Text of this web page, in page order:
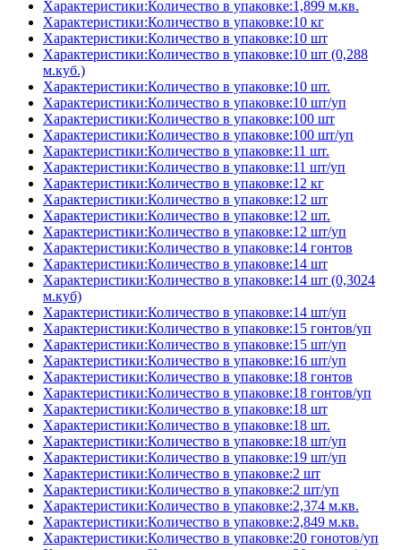
Характеристики:Количество в упаковке:1,899 м.кв.
Характеристики:Количество в упаковке:10 кг
Характеристики:Количество в упаковке:10 шт
Характеристики:Количество в упаковке:10 шт (0,288
м.куб.)
Характеристики:Количество в упаковке:10 шт.
Характеристики:Количество в упаковке:10 шт/уп
Характеристики:Количество в упаковке:100 шт
Характеристики:Количество в упаковке:100 шт/уп
Характеристики:Количество в упаковке:11 шт.
Характеристики:Количество в упаковке:11 шт/уп
Характеристики:Количество в упаковке:12 кг
Характеристики:Количество в упаковке:12 шт
Характеристики:Количество в упаковке:12 шт.
Характеристики:Количество в упаковке:12 шт/уп
Характеристики:Количество в упаковке:14 гонтов
Характеристики:Количество в упаковке:14 шт
Характеристики:Количество в упаковке:14 шт (0,3024
м.куб)
Характеристики:Количество в упаковке:14 шт/уп
Характеристики:Количество в упаковке:15 гонтов/уп
Характеристики:Количество в упаковке:15 шт/уп
Характеристики:Количество в упаковке:16 шт/уп
Характеристики:Количество в упаковке:18 гонтов
Характеристики:Количество в упаковке:18 гонтов/уп
Характеристики:Количество в упаковке:18 шт
Характеристики:Количество в упаковке:18 шт.
Характеристики:Количество в упаковке:18 шт/уп
Характеристики:Количество в упаковке:19 шт/уп
Характеристики:Количество в упаковке:2 шт
Характеристики:Количество в упаковке:2 шт/уп
Характеристики:Количество в упаковке:2,374 м.кв.
Характеристики:Количество в упаковке:2,849 м.кв.
Характеристики:Количество в упаковке:20 гонотов/уп